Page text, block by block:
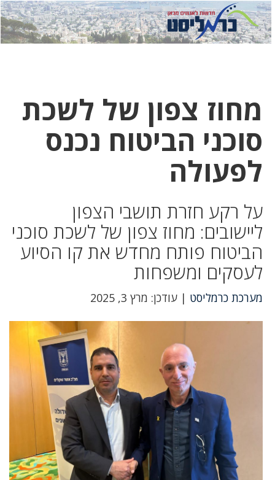
לחץ
כאן
לחץ
כדי
מחוז צפון של לשכת
סוכני הביטוח נכנס
לפעולה
על רקע חזרת תושבי הצפון
ליישובים: מחוז צפון של לשכת סוכני
הביטוח פותח מחדש את קו הסיוע
לעסקים ומשפחות
מערכת כרמליסט | עודכן: מרץ 3, 2025